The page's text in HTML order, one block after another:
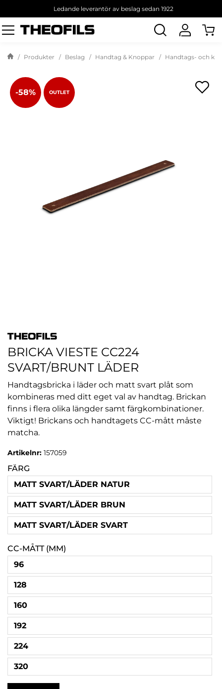
Ledande leverantör av beslag sedan 1922
Sök
produkt
Produkter Beslag Handtag & Knoppar Handtags- och
-58% OUTLET
BRICKA VIESTE CC224
SVART/BRUNT LÄDER
Handtagsbricka i läder och matt svart plåt som
kombineras med ditt eget val av handtag. Brickan
finns i flera olika längder samt färgkombinationer.
Viktigt! Brickans och handtagets CC-mått måste
matcha.
Artikelnr: 157059
FÄRG
MATT SVART/LÄDER NATUR
MATT SVART/LÄDER BRUN
MATT SVART/LÄDER SVART
CC-MÅTT (MM)
96
128
160
192
224
320